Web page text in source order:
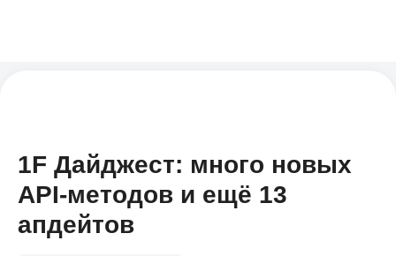
1F Дайджест: много новых
API-методов и ещё 13
апдейтов